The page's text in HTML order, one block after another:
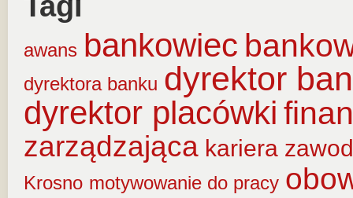
awans bankowiec
dyrektora banku dyrektor
dyrektor placówki
zarządzająca kariera
Krosno motywowanie do pracy